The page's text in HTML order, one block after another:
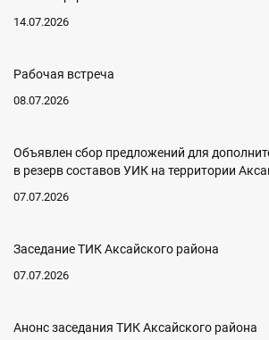
14.07.2026
Рабочая встреча
08.07.2026
Объявлен сбор предложений для
в резерв составов УИК на территории
07.07.2026
Заседание ТИК Аксайского района
07.07.2026
Анонс заседания ТИК Аксайского района